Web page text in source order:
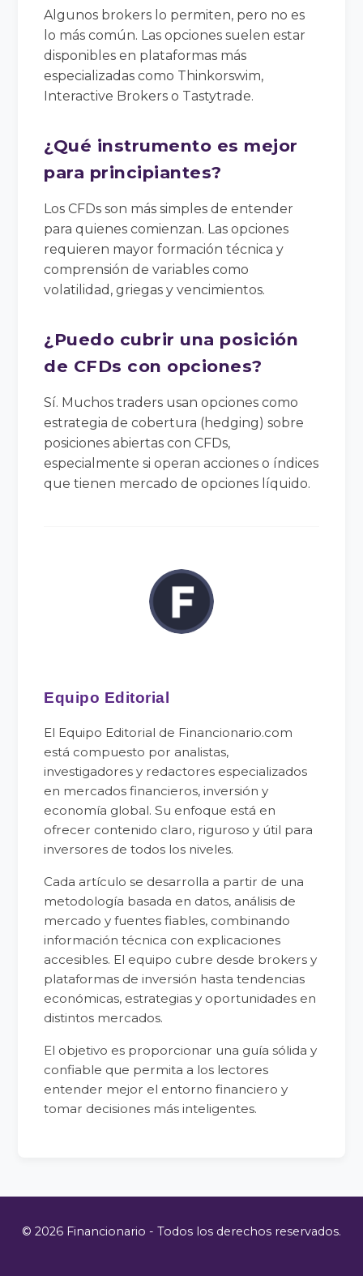
Algunos brokers lo permiten, pero no es
lo más común. Las opciones suelen estar
disponibles en plataformas más
especializadas como Thinkorswim,
Interactive Brokers o Tastytrade.
¿Qué instrumento es mejor
para principiantes?
Los CFDs son más simples de entender
para quienes comienzan. Las opciones
requieren mayor formación técnica y
comprensión de variables como
volatilidad, griegas y vencimientos.
¿Puedo cubrir una posición
de CFDs con opciones?
Sí. Muchos traders usan opciones como
estrategia de cobertura (hedging) sobre
posiciones abiertas con CFDs,
especialmente si operan acciones o índices
que tienen mercado de opciones líquido.
Equipo Editorial
El Equipo Editorial de Financionario.com
está compuesto por analistas,
investigadores y redactores especializados
en mercados financieros, inversión y
economía global. Su enfoque está en
ofrecer contenido claro, riguroso y útil para
inversores de todos los niveles.
Cada artículo se desarrolla a partir de una
metodología basada en datos, análisis de
mercado y fuentes fiables, combinando
información técnica con explicaciones
accesibles. El equipo cubre desde brokers y
plataformas de inversión hasta tendencias
económicas, estrategias y oportunidades en
distintos mercados.
El objetivo es proporcionar una guía sólida y
confiable que permita a los lectores
entender mejor el entorno financiero y
tomar decisiones más inteligentes.
© 2026 Financionario - Todos los derechos reservados.